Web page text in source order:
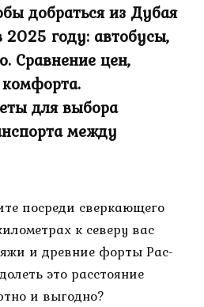
добраться из Дубая
году: автобусы,
Сравнение цен,
для выбора
между
посреди сверкающего
к северу вас
и древние форты Рас-
это расстояние
и выгодно?